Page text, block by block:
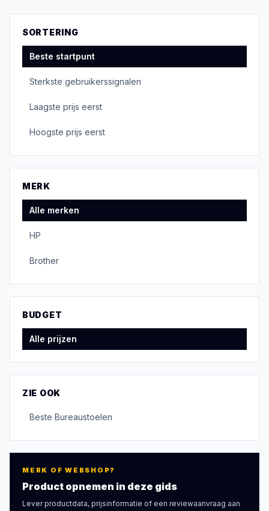
SORTERING
Beste startpunt
Sterkste gebruikerssignalen
Laagste prijs eerst
Hoogste prijs eerst
MERK
Alle merken
HP
Brother
BUDGET
Alle prijzen
ZIE OOK
Beste Bureaustoelen
MERK OF WEBSHOP?
Product opnemen in deze gids
Lever productdata, prijsinformatie of een reviewaanvraag aan